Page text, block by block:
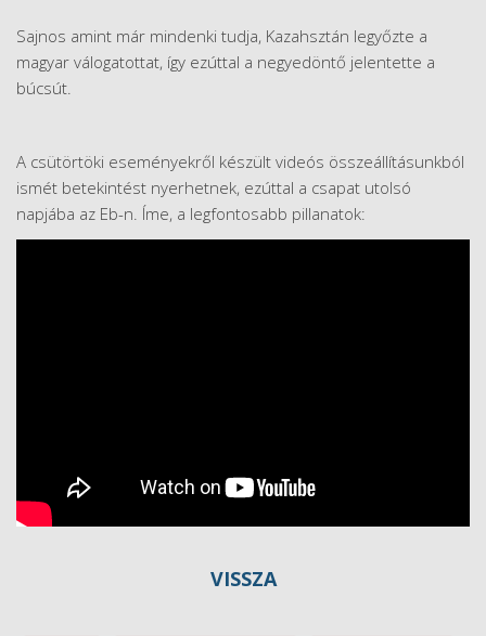
Sajnos amint már mindenki tudja, Kazahsztán legyőzte a
magyar válogatottat, így ezúttal a negyedöntő jelentette a
búcsút.
A csütörtöki eseményekről készült videós összeállításunkból
ismét betekintést nyerhetnek, ezúttal a csapat utolsó
napjába az Eb-n. Íme, a legfontosabb pillanatok:
VISSZA